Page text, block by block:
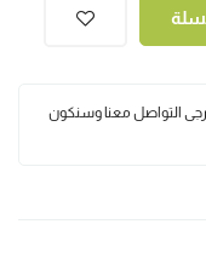
يرجى التواصل معنا وسنكون